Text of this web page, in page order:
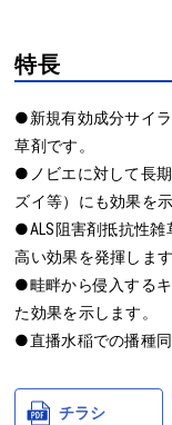
特長
●新規有効成分サイ
草剤です。
●ノビエに対して長
ズイ等）にも効果を示
●ALS阻害剤抵抗性雑
高い効果を発揮します
●畦畔から侵入する
た効果を示します。
●直播水稲での播種同
チラシ